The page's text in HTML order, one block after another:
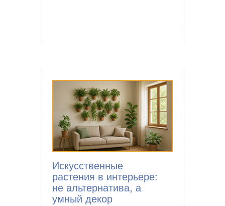
Искусственные
растения в интерьере:
не альтернатива, а
умный декор